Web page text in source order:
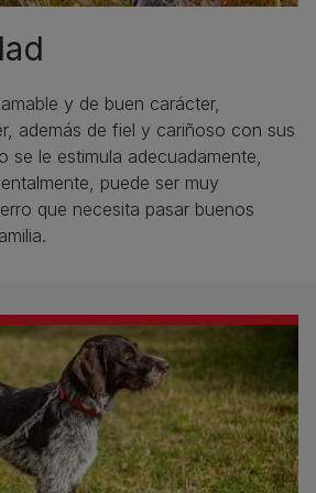
y de buen carácter,
además de fiel y cariñoso con sus
se le estimula adecuadamente,
puede ser muy
que necesita pasar buenos